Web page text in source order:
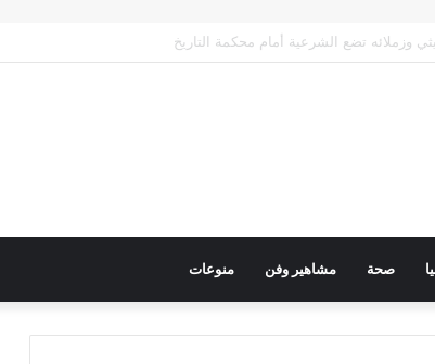
لحماية الممرات البحرية وتعزيز الأمن القومي العربي
صحة مشاهير وفن منوعات